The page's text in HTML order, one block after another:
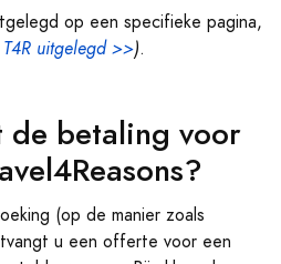
op een specifieke pagina,
uitgelegd >>).
de betaling voor
(op de manier zoals
u een offerte voor een